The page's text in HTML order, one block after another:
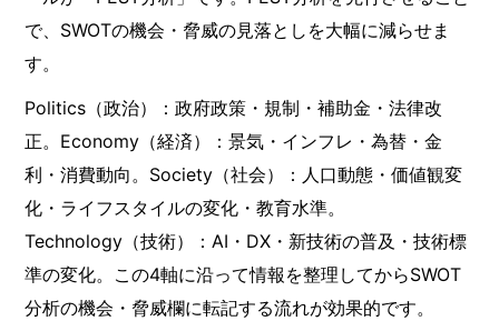
で、SWOTの機会・脅威の見落としを大幅に減らせま
す。
Politics（政治）：政府政策・規制・補助金・法律改
正。Economy（経済）：景気・インフレ・為替・金
利・消費動向。Society（社会）：人口動態・価値観変
化・ライフスタイルの変化・教育水準。
Technology（技術）：AI・DX・新技術の普及・技術標
準の変化。この4軸に沿って情報を整理してからSWOT
分析の機会・脅威欄に転記する流れが効果的です。